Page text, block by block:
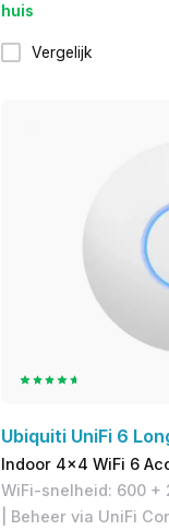
huis
Vergelijk
Ubiquiti UniFi 6
Indoor 4x4 WiFi 6
WiFi-snelheid: 600 +
| Beheer via UniFi